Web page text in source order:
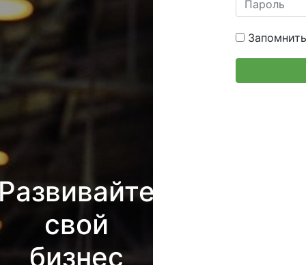
свой
бизнес